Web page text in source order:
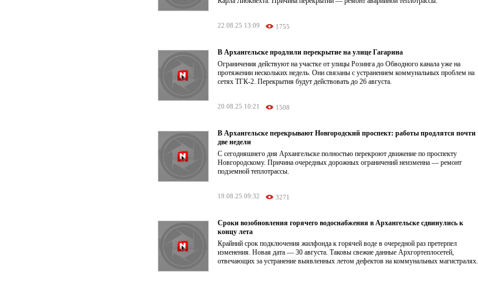
22.08.25 13:09 1755
В Архангельске продлили перекрытие на улице Гагарина
Ограничения действуют на участке от улицы Розинга до Обводного канала уже на
протяжении нескольких недель. Они связаны с устранением коммунальных проблем на
сетях ТГК-2. Перекрытия будут действовать до 26 августа.
20.08.25 10:21 1508
В Архангельске перекрывают Новгородский проспект: работы продлятся почти
две недели
С сегодняшнего дня Архангельске полностью перекроют движение по проспекту
Новгородскому. Причина очередных дорожных ограничений неизменна — ремонт
подземной теплотрассы.
19.08.25 09:32 3271
Сроки возобновления горячего водоснабжения в Архангельске сдвинулись к
концу лета
Крайний срок подключения жилфонда к горячей воде в очередной раз претерпел
изменения. Новая дата — 30 августа. Таковы свежие данные Архгортеплосетей,
отвечающих за устранение выявленных летом дефектов на коммунальных магистралях.